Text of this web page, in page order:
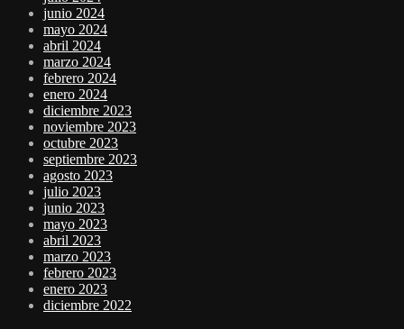
junio 2024
mayo 2024
abril 2024
marzo 2024
febrero 2024
enero 2024
diciembre 2023
noviembre 2023
octubre 2023
septiembre 2023
agosto 2023
julio 2023
junio 2023
mayo 2023
abril 2023
marzo 2023
febrero 2023
enero 2023
diciembre 2022